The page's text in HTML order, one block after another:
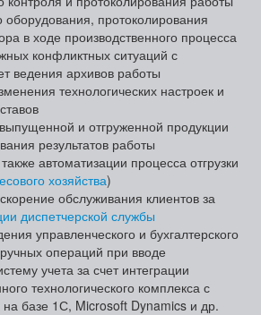
оборудования, протоколирования
в ходе производственного процесса
конфликтных ситуаций с
ведения архивов работы
технологических настроек и
и отгруженной продукции
результатов работы
автоматизации процесса отгрузки
хозяйства)
обслуживания клиентов за
диспетчерской службы
управленческого и бухгалтерского
операций при вводе
учета за счет интеграции
технологического комплекса с
базе 1С, Microsoft Dynamics и др.